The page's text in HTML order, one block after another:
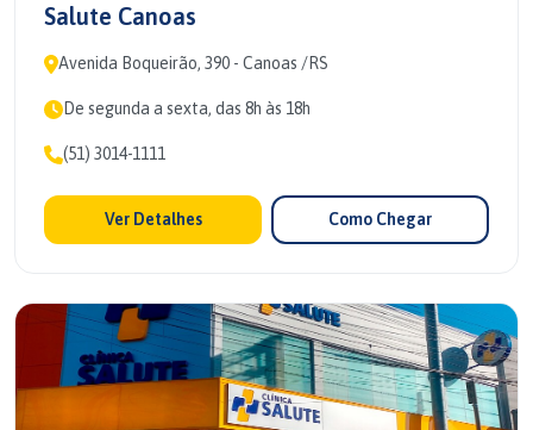
Salute Canoas
Avenida Boqueirão, 390 - Canoas /RS
De segunda a sexta, das 8h às 18h
(51) 3014-1111
Ver Detalhes Como Chegar